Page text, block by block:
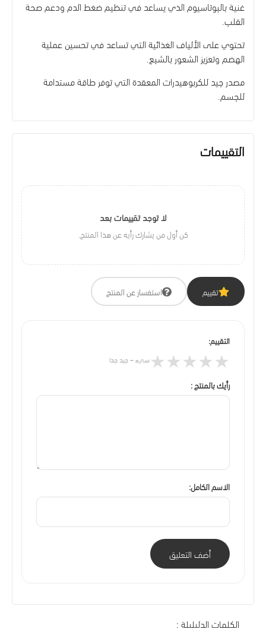
غنية بالبوتاسيوم الذي يساعد في تنظيم ضغط الدم ودعم صحة
القلب.
تحتوي على الألياف الغذائية التي تساعد في تحسين عملية
الهضم وتعزيز الشعور بالشبع.
مصدر جيد للكربوهيدرات المعقدة التي توفر طاقة مستدامة
للجسم.
التقييمات
لا توجد تقييمات بعد
كن أول من يشارك رأيه عن هذا المنتج.
تقييم استفسار عن المنتج
التقييم:
★★★★★ سيء – جيد جدا
رأيك بالمنتج :
الاسم الكامل:
أضف التعليق
الكلمات الدليليلة :